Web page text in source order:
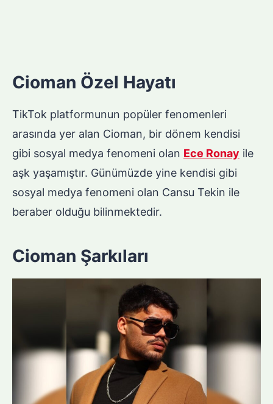
Cioman Özel Hayatı
TikTok platformunun popüler fenomenleri
arasında yer alan Cioman, bir dönem kendisi
gibi sosyal medya fenomeni olan Ece Ronay ile
aşk yaşamıştır. Günümüzde yine kendisi gibi
sosyal medya fenomeni olan Cansu Tekin ile
beraber olduğu bilinmektedir.
Cioman Şarkıları